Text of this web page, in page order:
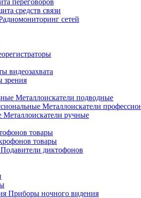
переговоров
средств связи
сетей
видеозахвата
зрения
Металлоискатели подводные
Металлоискатели
Металлоискатели ручные
товары
товары
Подавители диктофонов
Приборы ночного видения